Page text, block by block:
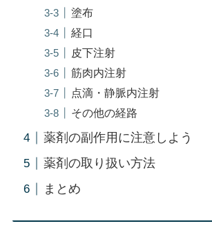
塗布
経口
皮下注射
筋肉内注射
点滴・静脈内注射
その他の経路
薬剤の副作用に注意しよう
薬剤の取り扱い方法
まとめ